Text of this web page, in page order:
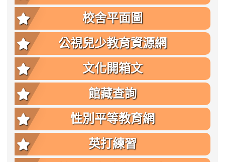
點
校舍平面圖
公視兒少教育資源網
文化開箱文
館藏查詢
性別平等教育網
英打練習